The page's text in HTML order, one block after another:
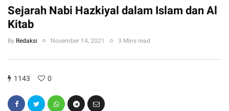
Sejarah Nabi Hazkiyal dalam Islam dan Al
Kitab
By Redaksi November 14, 2021 3 Mins read
1143 0